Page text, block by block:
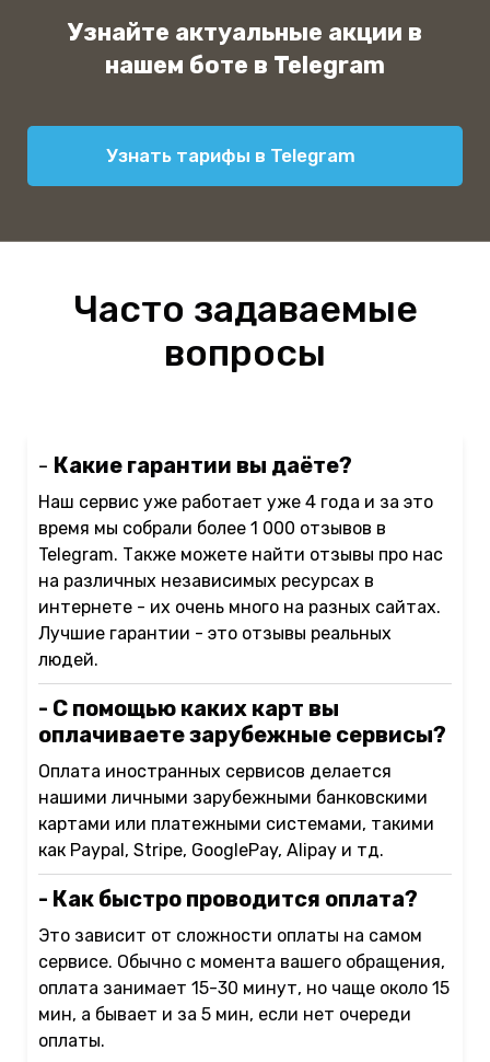
Узнайте актуальные акции в
нашем боте в Telegram
Узнать тарифы в Telegram
Часто задаваемые
вопросы
- Какие гарантии вы даёте?
Наш сервис уже работает уже 4 года и за это
время мы собрали более 1 000 отзывов в
Telegram. Также можете найти отзывы про нас
на различных независимых ресурсах в
интернете - их очень много на разных сайтах.
Лучшие гарантии - это отзывы реальных
людей.
- С помощью каких карт вы
оплачиваете зарубежные сервисы?
Оплата иностранных сервисов делается
нашими личными зарубежными банковскими
картами или платежными системами, такими
как Paypal, Stripe, GooglePay, Alipay и тд.
- Как быстро проводится оплата?
Это зависит от сложности оплаты на самом
сервисе. Обычно с момента вашего обращения,
оплата занимает 15-30 минут, но чаще около 15
мин, а бывает и за 5 мин, если нет очереди
оплаты.